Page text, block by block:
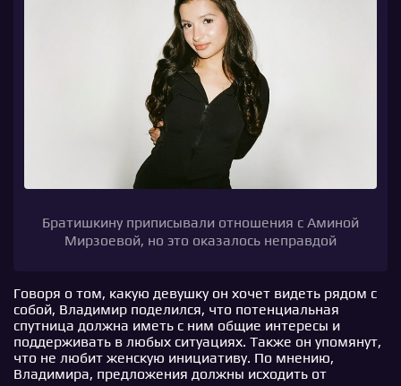
Братишкину приписывали отношения с Аминой
Мирзоевой, но это оказалось неправдой
Говоря о том, какую девушку он хочет видеть рядом с
собой, Владимир поделился, что потенциальная
спутница должна иметь с ним общие интересы и
поддерживать в любых ситуациях. Также он упомянут,
что не любит женскую инициативу. По мнению,
Владимира, предложения должны исходить от